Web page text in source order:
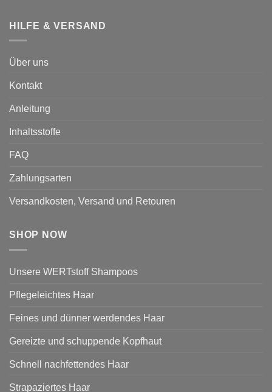
HILFE & VERSAND
Über uns
Kontakt
Anleitung
Inhaltsstoffe
FAQ
Zahlungsarten
Versandkosten, Versand und Retouren
SHOP NOW
Unsere WERTstoff Shampoos
Pflegeleichtes Haar
Feines und dünner werdendes Haar
Gereizte und schuppende Kopfhaut
Schnell nachfettendes Haar
Strapaziertes Haar